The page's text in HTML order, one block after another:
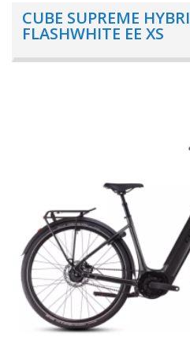
CUBE SUPREME
FLASHWHITE EE XS